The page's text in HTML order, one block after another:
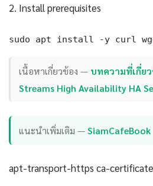
2. Install prerequisites
sudo apt install -y curl
เนื้อหาเกี่ยวข้อง — บทความที่เกี่ย
Streams High Availability HA
แนะนำเพิ่มเติม —SiamCafeBook
apt-transport-https ca-